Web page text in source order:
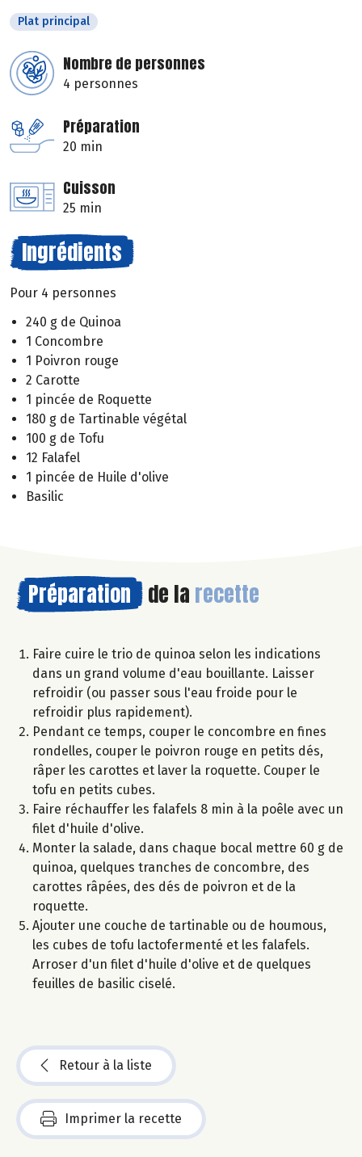
Plat principal
Nombre de personnes
4 personnes
Préparation
20 min
Cuisson
25 min
Ingrédients
Pour 4 personnes
240 g de Quinoa
1 Concombre
1 Poivron rouge
2 Carotte
1 pincée de Roquette
180 g de Tartinable végétal
100 g de Tofu
12 Falafel
1 pincée de Huile d'olive
Basilic
Préparation de la recette
Faire cuire le trio de quinoa selon les indications
dans un grand volume d'eau bouillante. Laisser
refroidir (ou passer sous l'eau froide pour le
refroidir plus rapidement).
Pendant ce temps, couper le concombre en fines
rondelles, couper le poivron rouge en petits dés,
râper les carottes et laver la roquette. Couper le
tofu en petits cubes.
Faire réchauffer les falafels 8 min à la poêle avec un
filet d'huile d'olive.
Monter la salade, dans chaque bocal mettre 60 g de
quinoa, quelques tranches de concombre, des
carottes râpées, des dés de poivron et de la
roquette.
Ajouter une couche de tartinable ou de houmous,
les cubes de tofu lactofermenté et les falafels.
Arroser d'un filet d'huile d'olive et de quelques
feuilles de basilic ciselé.
Retour à la liste
Imprimer la recette